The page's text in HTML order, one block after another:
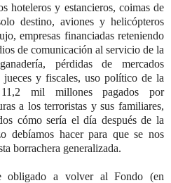
hoteleros y estancieros, coimas de
destino, aviones y helicópteros
empresas financiadas reteniendo
de comunicación al servicio de la
pérdidas de mercados
jueces y fiscales, uso político de la
mil millones pagados por
a los terroristas y sus familiares,
cómo sería el día después de la
debíamos hacer para que se nos
borrachera generalizada.
obligado a volver al Fondo (en